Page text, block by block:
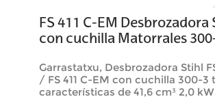
FS 411 C-EM Desbrozadora
con cuchilla Matorrales
Garrastatxu, Desbrozadora Stihl
/ FS 411 C-EM con cuchilla 300-3
características de 41,6 cm³ 2,0